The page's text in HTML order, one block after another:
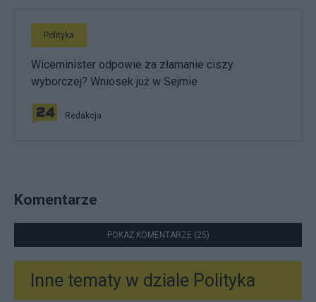
Polityka
Wiceminister odpowie za złamanie ciszy
wyborczej? Wniosek już w Sejmie
Redakcja
Komentarze
POKAŻ KOMENTARZE (25)
Inne tematy w dziale Polityka